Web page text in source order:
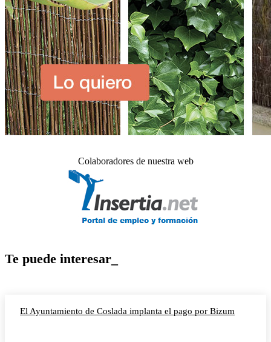
Colaboradores de nuestra web
Te puede interesar_
El Ayuntamiento de Coslada implanta el pago por Bizum